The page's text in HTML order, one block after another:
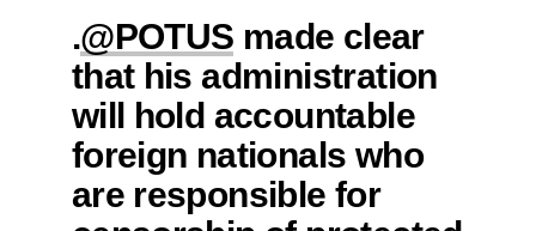
.@POTUS made clear
that his administration
will hold accountable
foreign nationals who
are responsible for